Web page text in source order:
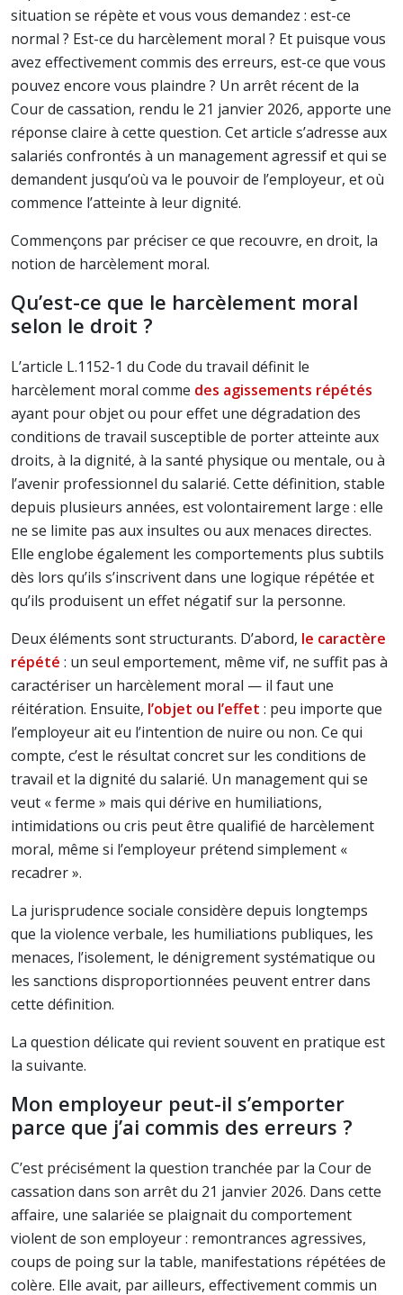
situation se répète et vous vous demandez : est-ce
normal ? Est-ce du harcèlement moral ? Et puisque vous
avez effectivement commis des erreurs, est-ce que vous
pouvez encore vous plaindre ? Un arrêt récent de la
Cour de cassation, rendu le 21 janvier 2026, apporte une
réponse claire à cette question. Cet article s’adresse aux
salariés confrontés à un management agressif et qui se
demandent jusqu’où va le pouvoir de l’employeur, et où
commence l’atteinte à leur dignité.
Commençons par préciser ce que recouvre, en droit, la
notion de harcèlement moral.
Qu’est-ce que le harcèlement moral
selon le droit ?
L’article L.1152-1 du Code du travail définit le
harcèlement moral comme des agissements répétés
ayant pour objet ou pour effet une dégradation des
conditions de travail susceptible de porter atteinte aux
droits, à la dignité, à la santé physique ou mentale, ou à
l’avenir professionnel du salarié. Cette définition, stable
depuis plusieurs années, est volontairement large : elle
ne se limite pas aux insultes ou aux menaces directes.
Elle englobe également les comportements plus subtils
dès lors qu’ils s’inscrivent dans une logique répétée et
qu’ils produisent un effet négatif sur la personne.
Deux éléments sont structurants. D’abord, le caractère
répété : un seul emportement, même vif, ne suffit pas à
caractériser un harcèlement moral — il faut une
réitération. Ensuite, l’objet ou l’effet : peu importe que
l’employeur ait eu l’intention de nuire ou non. Ce qui
compte, c’est le résultat concret sur les conditions de
travail et la dignité du salarié. Un management qui se
veut « ferme » mais qui dérive en humiliations,
intimidations ou cris peut être qualifié de harcèlement
moral, même si l’employeur prétend simplement «
recadrer ».
La jurisprudence sociale considère depuis longtemps
que la violence verbale, les humiliations publiques, les
menaces, l’isolement, le dénigrement systématique ou
les sanctions disproportionnées peuvent entrer dans
cette définition.
La question délicate qui revient souvent en pratique est
la suivante.
Mon employeur peut-il s’emporter
parce que j’ai commis des erreurs ?
C’est précisément la question tranchée par la Cour de
cassation dans son arrêt du 21 janvier 2026. Dans cette
affaire, une salariée se plaignait du comportement
violent de son employeur : remontrances agressives,
coups de poing sur la table, manifestations répétées de
colère. Elle avait, par ailleurs, effectivement commis un